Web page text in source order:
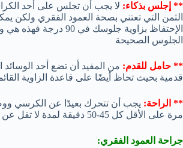
** إجلس بذكاء: لا يجب أن تجلس على أحد
الثمن التي تعتني بصحة العمود الفقري ولكن
الإحتفاظ بزاوية جلوسك في 90 درجة
الجلوس الصحيحة
** حامل للقدم: من المفيد أن تضع أحد الوسائد
قدمية بحيث تحاظ أيضًا على قاعدة الزاوية القائمة 90
** الراحة: يجب أن تتحرك بعيدًا عن الكرسي
مرة على الأقل كل 45-50 دقيقة لمدة لا تقل عن 5 دقائق
جراحة العمود الفقري: